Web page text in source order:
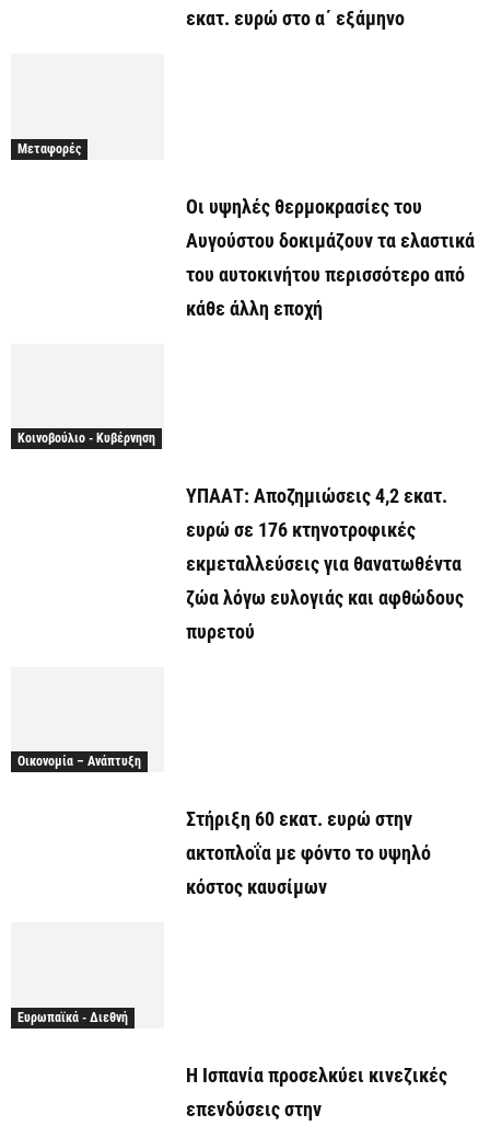
εκατ. ευρώ στο α΄ εξάμηνο
Μεταφορές
Οι υψηλές θερμοκρασίες του
Αυγούστου δοκιμάζουν τα ελαστικά
του αυτοκινήτου περισσότερο από
κάθε άλλη εποχή
Κοινοβούλιο - Κυβέρνηση
ΥΠΑΑΤ: Αποζημιώσεις 4,2 εκατ.
ευρώ σε 176 κτηνοτροφικές
εκμεταλλεύσεις για θανατωθέντα
ζώα λόγω ευλογιάς και αφθώδους
πυρετού
Οικονομία – Ανάπτυξη
Στήριξη 60 εκατ. ευρώ στην
ακτοπλοΐα με φόντο το υψηλό
κόστος καυσίμων
Ευρωπαϊκά - Διεθνή
Η Ισπανία προσελκύει κινεζικές
επενδύσεις στην